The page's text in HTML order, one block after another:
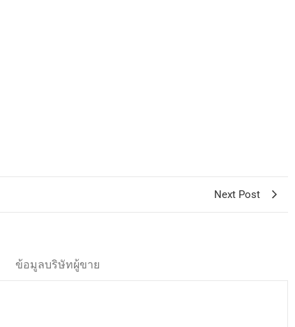
Next Post
ข้อมูลบริษัทผู้ขาย